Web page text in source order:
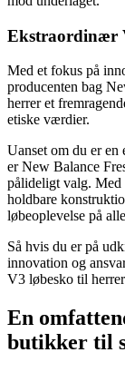
Ekstraordinær
Med et fokus på
producenten bag
herrer et
etiske værdier.
Uanset om du er en
er New Balance
pålideligt valg. Med
holdbare
løbeoplevelse på
Så hvis du er på
innovation og
V3 løbesko til
En
butikker til